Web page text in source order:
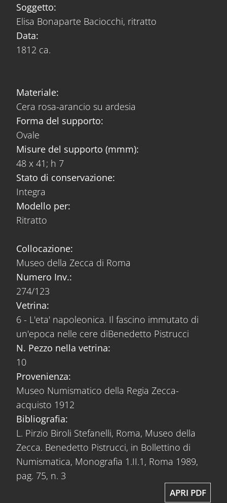
Soggetto:
Elisa Bonaparte Baciocchi, ritratto
Data:
1812 ca.
Materiale:
Cera rosa-arancio su ardesia
Forma del supporto:
Ovale
Misure del supporto (mmm):
48 x 41; h 7
Stato di conservazione:
Integra
Modello per:
Ritratto
Collocazione:
Museo della Zecca di Roma
Numero Inv.:
274/123
Vetrina:
6 - L'eta' napoleonica. Il fascino immutato di
un'epoca nelle cere diBenedetto Pistrucci
N. Pezzo nella vetrina:
10
Provenienza:
Museo Numismatico della Regia Zecca-
acquisto 1912
Bibliografia:
L. Pirzio Biroli Stefanelli, Roma, Museo della
Zecca. Benedetto Pistrucci, in Bollettino di
Numismatica, Monografia 1.II.1, Roma 1989,
pag. 75, n. 3
APRI PDF